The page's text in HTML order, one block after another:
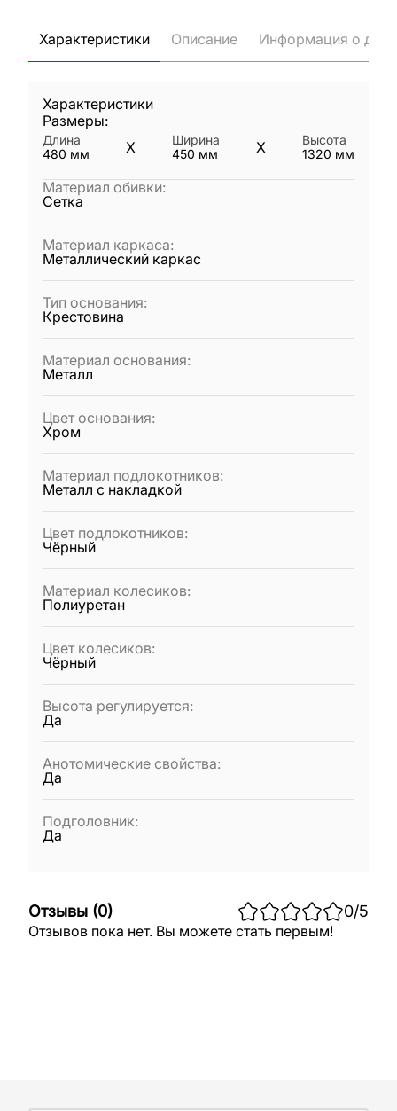
Характеристики Описание Информация о
Характеристики
Размеры:
Длина
480 мм X
Ширина
450 мм X
Высота
1320 мм
Материал обивки:
Сетка
Материал каркаса:
Металлический каркас
Тип основания:
Крестовина
Материал основания:
Металл
Цвет основания:
Хром
Материал подлокотников:
Металл с накладкой
Цвет подлокотников:
Чёрный
Материал колесиков:
Полиуретан
Цвет колесиков:
Чёрный
Высота регулируется:
Да
Анотомические свойства:
Да
Подголовник:
Да
Отзывы (0) 0/5
Отзывов пока нет. Вы можете стать первым!